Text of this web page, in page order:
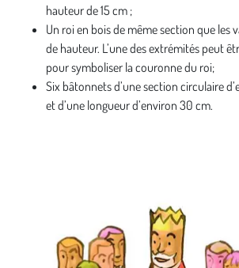
hauteur de 15 cm ;
Un roi en bois de même section que les
de hauteur. L’une des extrémités peut
pour symboliser la couronne du roi;
Six bâtonnets d’une section circulaire
et d’une longueur d’environ 30 cm.